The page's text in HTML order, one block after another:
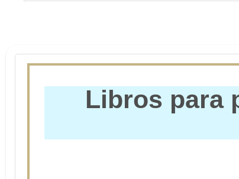
Libros para